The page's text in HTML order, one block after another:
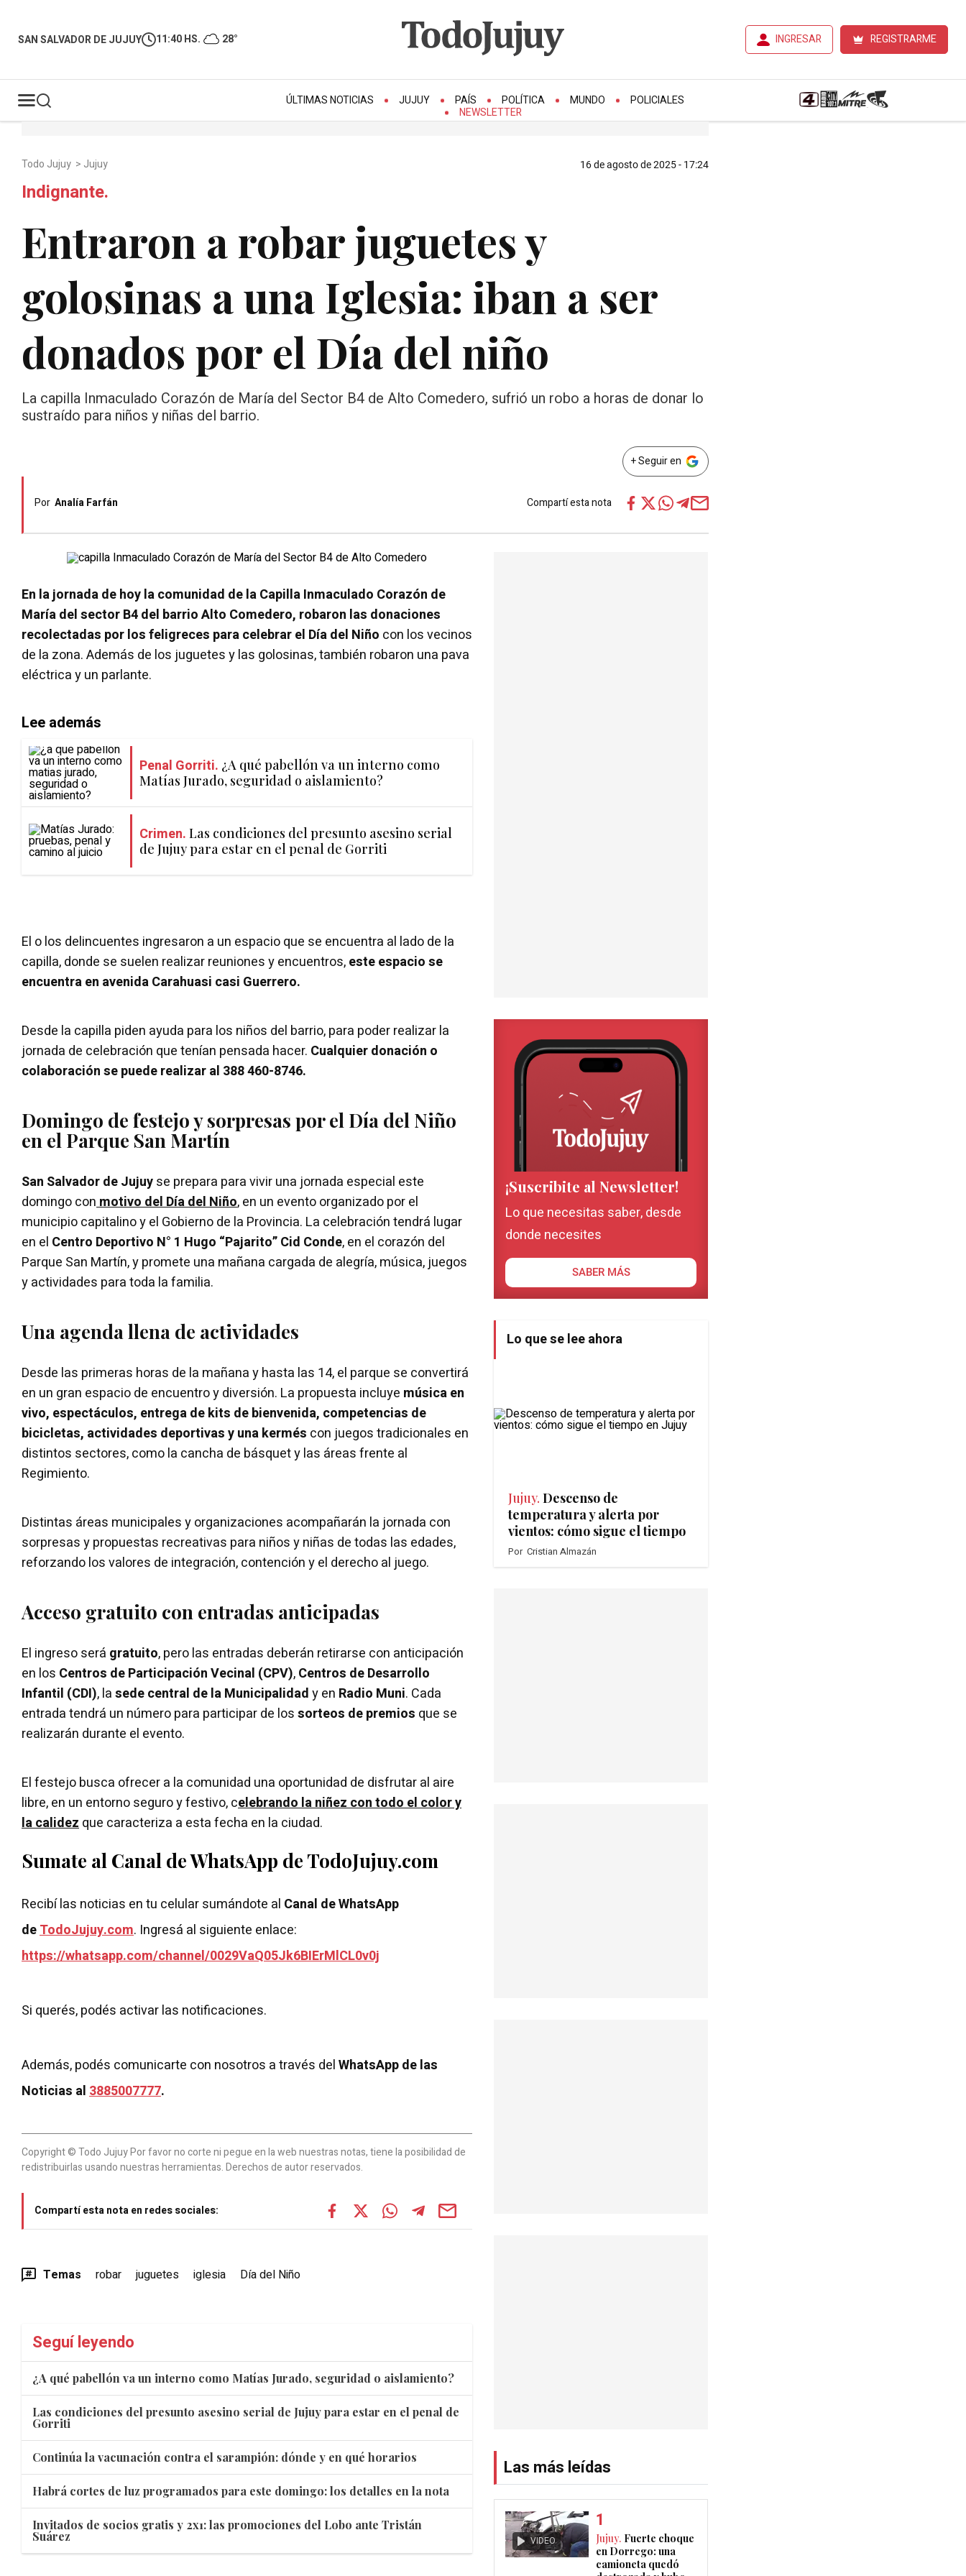
SAN SALVADOR DE JUJUY 11:40 HS. 28° INGRESAR REGISTRARME
ÚLTIMAS NOTICIAS JUJUY PAÍS POLÍTICA MUNDO
POLICIALES
NEWSLETTER
Todo Jujuy > Jujuy 16 de agosto de 2025 - 17:24
Indignante.
Entraron a robar juguetes y
golosinas a una Iglesia: iban a ser
donados por el Día del niño
La capilla Inmaculado Corazón de María del Sector B4 de Alto Comedero, sufrió un robo a horas de donar lo
sustraído para niños y niñas del barrio.
+ Seguir en
Por Analía Farfán Compartí esta nota
En la jornada de hoy la comunidad de la Capilla Inmaculado Corazón de
María del sector B4 del barrio Alto Comedero, robaron las donaciones
recolectadas por los feligreces para celebrar el Día del Niño con los vecinos
de la zona. Además de los juguetes y las golosinas, también robaron una pava
eléctrica y un parlante.
Lee además
Penal Gorriti. ¿A qué pabellón va un interno como
Matías Jurado, seguridad o aislamiento?
Crimen. Las condiciones del presunto asesino serial
de Jujuy para estar en el penal de Gorriti
El o los delincuentes ingresaron a un espacio que se encuentra al lado de la
capilla, donde se suelen realizar reuniones y encuentros,este espacio se
encuentra en avenida Carahuasi casi Guerrero.
Desde la capilla piden ayuda para los niños del barrio, para poder realizar la
jornada de celebración que tenían pensada hacer. Cualquier donación o
colaboración se puede realizar al 388 460-8746.
Domingo de festejo y sorpresas por el Día del Niño
en el Parque San Martín
San Salvador de Jujuyse prepara para vivir una jornada especial este
domingo conmotivo del Día del Niño, en un evento organizado por el
municipio capitalino y el Gobierno de la Provincia. La celebración tendrá lugar
en el Centro Deportivo N° 1 Hugo “Pajarito” Cid Conde, en el corazón del
Parque San Martín, y promete una mañana cargada de alegría, música, juegos
y actividades para toda la familia.
Una agenda llena de actividades
Desde las primeras horas de la mañana y hasta las 14, el parque se convertirá
en un gran espacio de encuentro y diversión. La propuesta incluye música en
vivo, espectáculos, entrega de kits de bienvenida, competencias de
bicicletas, actividades deportivas y una kermés con juegos tradicionales en
distintos sectores, como la cancha de básquet y las áreas frente al
Regimiento.
Distintas áreas municipales y organizaciones acompañarán la jornada con
sorpresas y propuestas recreativas para niños y niñas de todas las edades,
reforzando los valores de integración, contención y el derecho al juego.
Acceso gratuito con entradas anticipadas
El ingreso será gratuito, pero las entradas deberán retirarse con anticipación
en los Centros de Participación Vecinal (CPV),Centros de Desarrollo
Infantil (CDI), lasede central de la Municipalidady en Radio Muni. Cada
entrada tendrá un número para participar de lossorteos de premios que se
realizarán durante el evento.
El festejo busca ofrecer a la comunidad una oportunidad de disfrutar al aire
libre, en un entorno seguro y festivo, celebrando la niñez con todo el color y
la calidezque caracteriza a esta fecha en la ciudad.
Sumate al Canal de WhatsApp de TodoJujuy.com
Recibí las noticias en tu celular sumándote al Canal de WhatsApp
deTodoJujuy.com. Ingresá al siguiente enlace:
https://whatsapp.com/channel/0029VaQ05Jk6BIErMlCL0v0j
Si querés, podés activar las notificaciones.
Además, podés comunicarte con nosotros a través delWhatsApp de las
Noticias al3885007777.
Copyright © Todo Jujuy Por favor no corte ni pegue en la web nuestras notas, tiene la posibilidad de
redistribuirlas usando nuestras herramientas. Derechos de autor reservados.
Compartí esta nota en redes sociales:
Temas robar juguetes iglesia Día del Niño
Seguí leyendo
¿A qué pabellón va un interno como Matías Jurado, seguridad o aislamiento?
Las condiciones del presunto asesino serial de Jujuy para estar en el penal de
Gorriti
Continúa la vacunación contra el sarampión: dónde y en qué horarios
Habrá cortes de luz programados para este domingo: los detalles en la nota
Invitados de socios gratis y 2x1: las promociones del Lobo ante Tristán
Suárez
¡Suscribite al Newsletter!
Lo que necesitas saber, desde
donde necesites
SABER MÁS
Lo que se lee ahora
Jujuy. Descenso de
temperatura y alerta por
vientos: cómo sigue el tiempo
Por Cristian Almazán
Las más leídas
VIDEO Jujuy. Fuerte choque
en Dorrego: una
camioneta quedó